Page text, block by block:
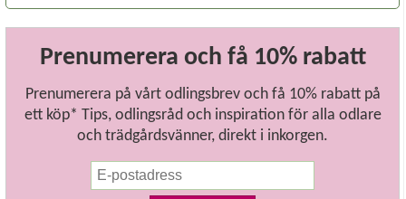
Prenumerera och få 10% rabatt
Prenumerera på vårt odlingsbrev och få 10% rabatt på
ett köp* Tips, odlingsråd och inspiration för alla odlare
och trädgårdsvänner, direkt i inkorgen.